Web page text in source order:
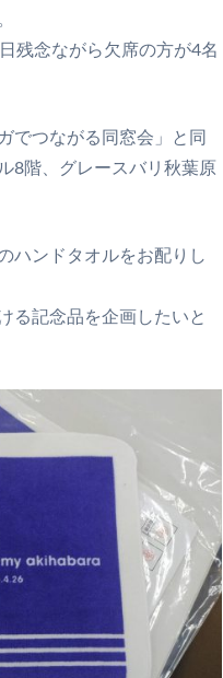
残念ながら欠席の方が4名
でつながる同窓会」と同
8階、グレースバリ秋葉原
ハンドタオルをお配りし
る記念品を企画したいと